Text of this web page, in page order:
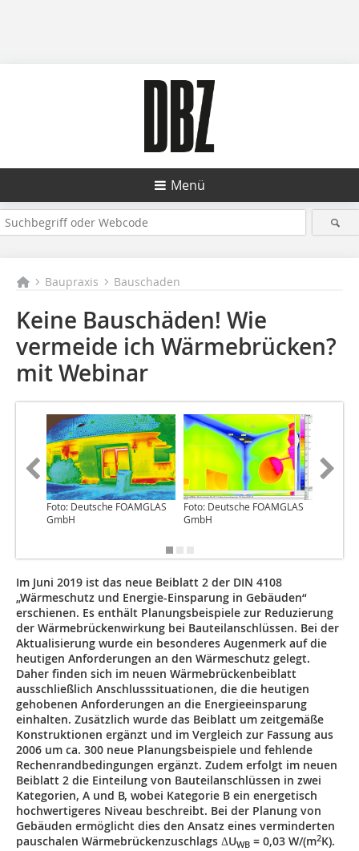
Menü
Baupraxis Bauschaden
Keine Bauschäden! Wie
vermeide ich Wärmebrücken?
mit Webinar
Foto: Deutsche FOAMGLAS
GmbH
Foto: Deutsche FOAMGLAS
GmbH
Im Juni 2019 ist das neue Beiblatt 2 der DIN 4108
„Wärmeschutz und Energie-Einsparung in Gebäuden“
erschienen. Es enthält Planungsbeispiele zur Reduzierung
der Wärmebrückenwirkung bei Bauteilanschlüssen. Bei der
Aktualisierung wurde ein besonderes Augenmerk auf die
heutigen Anforderungen an den Wärmeschutz gelegt.
Daher finden sich im neuen Wärmebrückenbeiblatt
ausschließlich Anschlusssituationen, die die heutigen
gehobenen Anforderungen an die Energieeinsparung
einhalten. Zusätzlich wurde das Beiblatt um zeitgemäße
Konstruktionen ergänzt und im Vergleich zur Fassung aus
2006 um ca. 300 neue Planungsbeispiele und fehlende
Rechenrandbedingungen ergänzt. Zudem erfolgt im neuen
Beiblatt 2 die Einteilung von Bauteilanschlüssen in zwei
Kategorien, A und B, wobei Kategorie B ein energetisch
hochwertigeres Niveau beschreibt. Bei der Planung von
Gebäuden ermöglicht dies den Ansatz eines verminderten
pauschalen Wärmebrückenzuschlags ΔUWB = 0,03 W/(m2K).